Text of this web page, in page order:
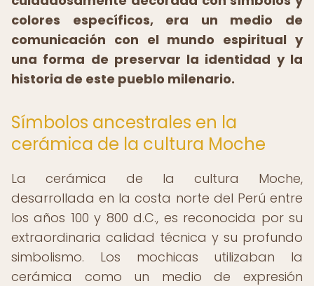
colores específicos, era un medio de
comunicación con el mundo espiritual y
una forma de preservar la identidad y la
historia de este pueblo milenario.
Símbolos ancestrales en la
cerámica de la cultura Moche
La cerámica de la cultura Moche,
desarrollada en la costa norte del Perú entre
los años 100 y 800 d.C., es reconocida por su
extraordinaria calidad técnica y su profundo
simbolismo. Los mochicas utilizaban la
cerámica como un medio de expresión